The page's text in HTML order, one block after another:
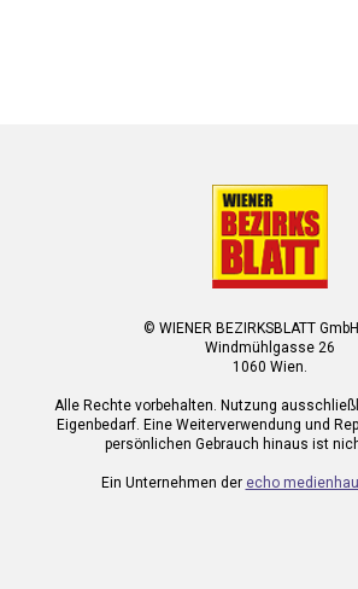
© WIENER BEZIRKSBLATT
Windmühlgasse 26
1060 Wien.
Alle Rechte vorbehalten. Nutzung
Eigenbedarf. Eine Weiterverwendung und
persönlichen Gebrauch hinaus ist
Ein Unternehmen der echo